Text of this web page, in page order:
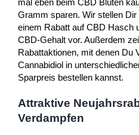
mal eben beim CBD Blüten
Gramm sparen. Wir stellen
einem Rabatt auf CBD Hasch
CBD-Gehalt vor. Außerdem
Rabattaktionen, mit denen Du
Cannabidiol in
Sparpreis bestellen kannst.
Attraktive
Verdampfen